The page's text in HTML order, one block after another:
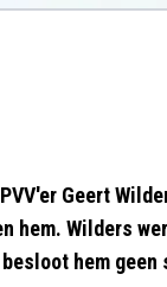
Geert
hem. Wilders
hem